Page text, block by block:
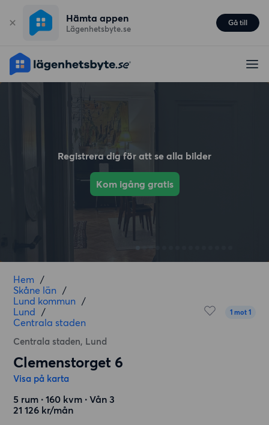
Hämta appen
Lägenhetsbyte.se
Gå till
Registrera dig för att se alla bilder
Kom igång gratis
Hem /
Skåne län /
Lund kommun /
Lund /
Centrala staden
Centrala staden, Lund
1 mot 1
Clemenstorget 6
Visa på karta
5 rum ∙ 160 kvm ∙ Vån 3
21 126 kr/mån